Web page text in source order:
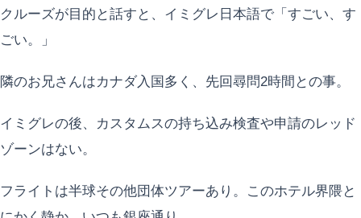
クルーズが目的と話すと、イミグレ日本語で「すごい、す
ごい。」
隣のお兄さんはカナダ入国多く、先回尋問2時間との事。
イミグレの後、カスタムスの持ち込み検査や申請のレッド
ゾーンはない。
フライトは半球その他団体ツアーあり。このホテル界隈と